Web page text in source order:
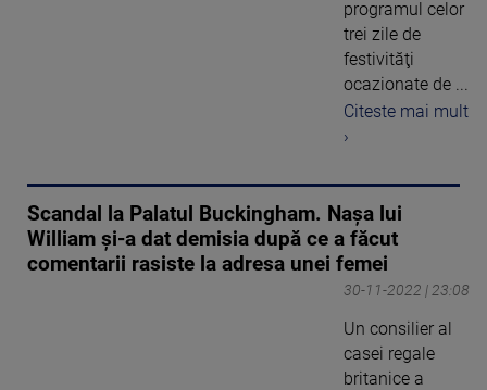
programul celor
trei zile de
festivităţi
ocazionate de ...
Citeste mai mult
›
Scandal la Palatul Buckingham. Naşa lui
William și-a dat demisia după ce a făcut
comentarii rasiste la adresa unei femei
30-11-2022 | 23:08
Un consilier al
casei regale
britanice a